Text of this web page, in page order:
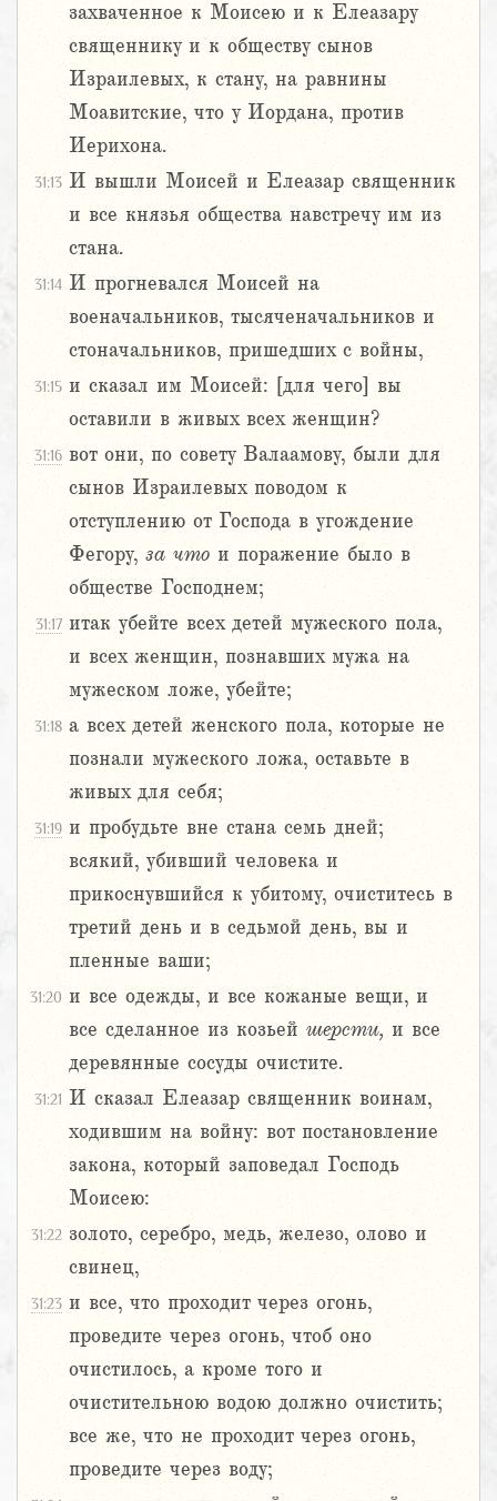
захваченное к Моисею и к Елеазару
священнику и к обществу сынов
Израилевых, к стану, на равнины
Моавитские, что у Иордана, против
Иерихона.
31:13 И вышли Моисей и Елеазар священник
и все князья общества навстречу им из
стана.
31:14 И прогневался Моисей на
военачальников, тысяченачальников и
стоначальников, пришедших с войны,
31:15 и сказал им Моисей: [для чего] вы
оставили в живых всех женщин?
31:16 вот они, по совету Валаамову, были для
сынов Израилевых поводом к
отступлению от Господа в угождение
Фегору, за что и поражение было в
обществе Господнем;
31:17 итак убейте всех детей мужеского пола,
и всех женщин, познавших мужа на
мужеском ложе, убейте;
31:18 а всех детей женского пола, которые не
познали мужеского ложа, оставьте в
живых для себя;
31:19 и пробудьте вне стана семь дней;
всякий, убивший человека и
прикоснувшийся к убитому, очиститесь в
третий день и в седьмой день, вы и
пленные ваши;
31:20 и все одежды, и все кожаные вещи, и
все сделанное из козьей шерсти, и все
деревянные сосуды очистите.
31:21 И сказал Елеазар священник воинам,
ходившим на войну: вот постановление
закона, который заповедал Господь
Моисею:
31:22 золото, серебро, медь, железо, олово и
свинец,
31:23 и все, что проходит через огонь,
проведите через огонь, чтоб оно
очистилось, а кроме того и
очистительною водою должно очистить;
все же, что не проходит через огонь,
проведите через воду;